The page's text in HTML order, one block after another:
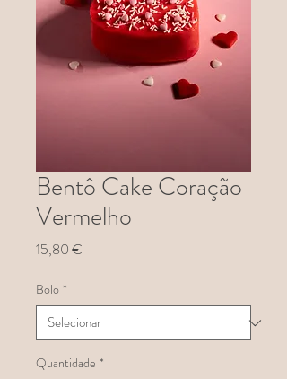
Bentô Cake Coração
Vermelho
15,80 €
Bolo *
Quantidade *